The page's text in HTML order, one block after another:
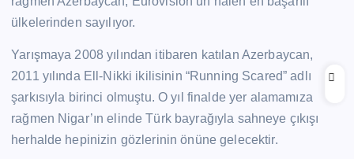
ülkelerinden sayılıyor.
Yarışmaya 2008 yılından itibaren katılan Azerbaycan,
2011 yılında Ell-Nikki ikilisinin “Running Scared” adlı
şarkısıyla birinci olmuştu. O yıl finalde yer alamamıza
rağmen Nigar’ın elinde Türk bayrağıyla sahneye çıkışı
herhalde hepinizin gözlerinin önüne gelecektir.